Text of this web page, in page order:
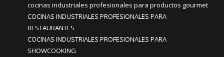
cocinas industriales profesionales para productos gourmet
COCINAS INDUSTRIALES PROFESIONALES PARA
RESTAURANTES
COCINAS INDUSTRIALES PROFESIONALES PARA
SHOWCOOKING